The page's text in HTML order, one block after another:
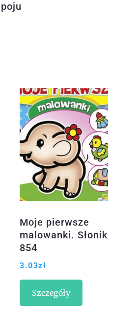
Moje pierwsze
malowanki. Słonik
854
3.03zł
Szczegóły